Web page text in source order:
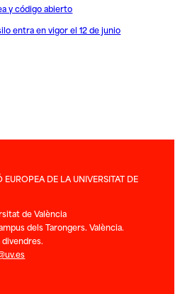
y código abierto
entra en vigor el 12 de junio
DE LA UNIVERSITAT DE
de València
dels Tarongers. València.